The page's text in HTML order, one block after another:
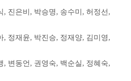
, 진은비 , 박승명, 송수미 , 허정선 ,
, 정재윤, 박진승, 정재양, 김미영,
, 변동언 , 권영숙, 백순실, 정혜숙,